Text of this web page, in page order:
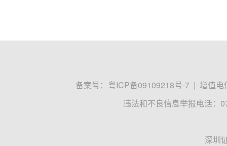
备案号： 粤ICP备09109218号-7 | 增值电
违法和不良信息举报电话：
深圳